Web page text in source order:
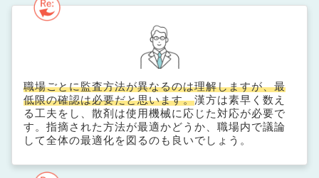
職場ごとに監査方法が異なるのは理解しますが、最
低限の確認は必要だと思います。漢方は素早く数え
る工夫をし、散剤は使用機械に応じた対応が必要で
す。指摘された方法が最適かどうか、職場内で議論
して全体の最適化を図るのも良いでしょう。